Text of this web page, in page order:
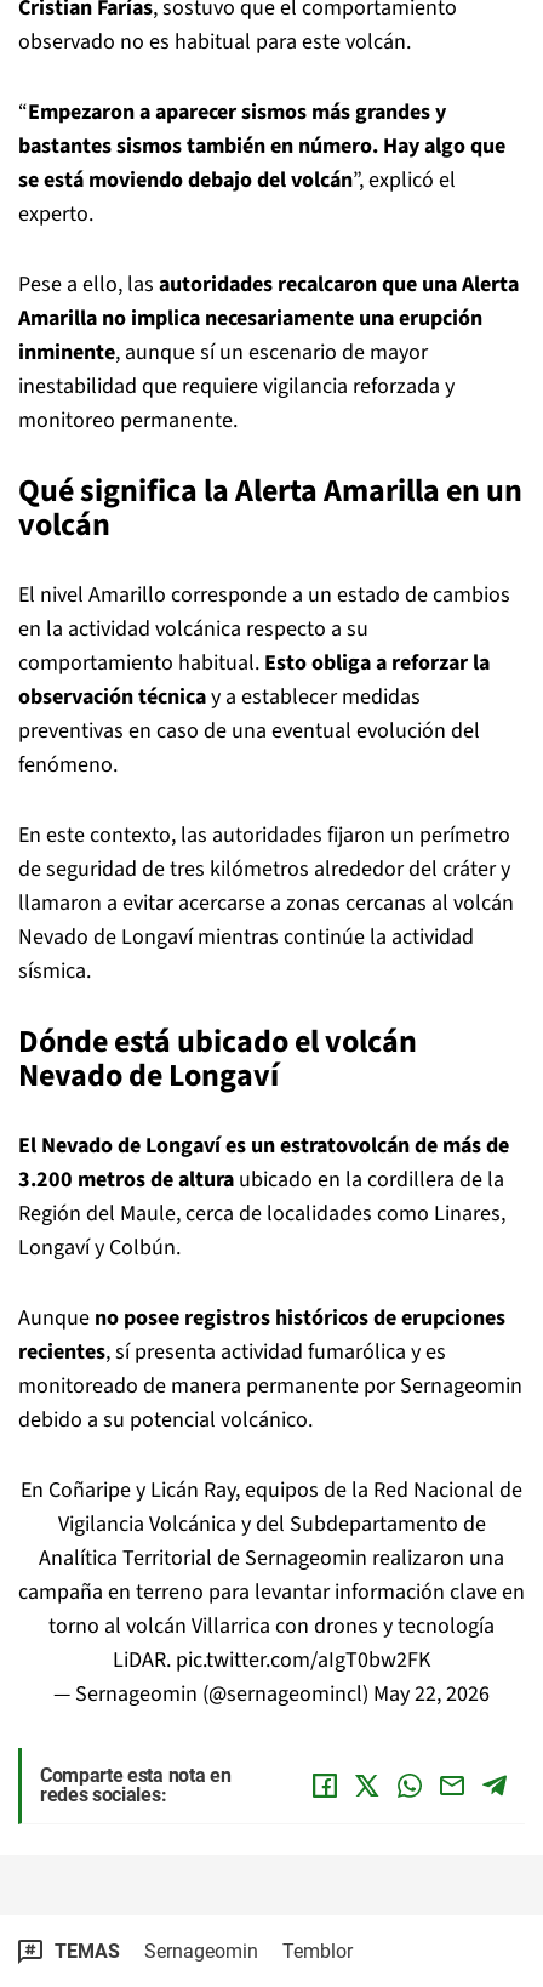
Cristian Farías, sostuvo que el comportamiento
observado no es habitual para este volcán.
“Empezaron a aparecer sismos más grandes y
bastantes sismos también en número. Hay algo que
se está moviendo debajo del volcán”, explicó el
experto.
Pese a ello, las autoridades recalcaron que una Alerta
Amarilla no implica necesariamente una erupción
inminente, aunque sí un escenario de mayor
inestabilidad que requiere vigilancia reforzada y
monitoreo permanente.
Qué significa la Alerta Amarilla en un
volcán
El nivel Amarillo corresponde a un estado de cambios
en la actividad volcánica respecto a su
comportamiento habitual. Esto obliga a reforzar la
observación técnicay a establecer medidas
preventivas en caso de una eventual evolución del
fenómeno.
En este contexto, las autoridades fijaron un perímetro
de seguridad de tres kilómetros alrededor del cráter y
llamaron a evitar acercarse a zonas cercanas al volcán
Nevado de Longaví mientras continúe la actividad
sísmica.
Dónde está ubicado el volcán
Nevado de Longaví
El Nevado de Longaví es un estratovolcán de más de
3.200 metros de altura ubicado en la cordillera de la
Región del Maule, cerca de localidades como Linares,
Longaví y Colbún.
Aunque no posee registros históricos de erupciones
recientes, sí presenta actividad fumarólica y es
monitoreado de manera permanente por Sernageomin
debido a su potencial volcánico.
En Coñaripe y Licán Ray, equipos de la Red Nacional de
Vigilancia Volcánica y del Subdepartamento de
Analítica Territorial de Sernageomin realizaron una
campaña en terreno para levantar información clave en
torno al volcán Villarrica con drones y tecnología
LiDAR. pic.twitter.com/aIgT0bw2FK
— Sernageomin (@sernageomincl) May 22, 2026
Comparte esta nota en
redes sociales:
TEMAS Sernageomin Temblor